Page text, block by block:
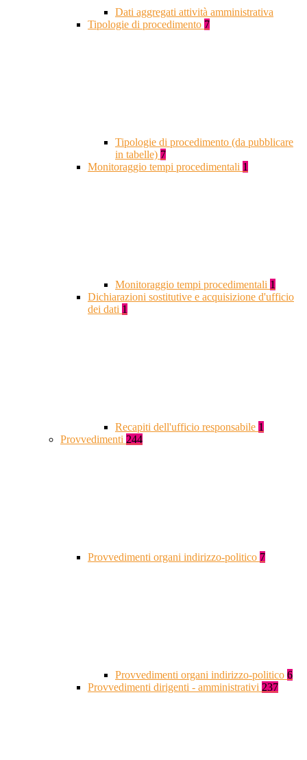
Dati aggregati attività amministrativa
Tipologie di procedimento 7
Tipologie di procedimento (da pubblicare
in tabelle) 7
Monitoraggio tempi procedimentali 1
Monitoraggio tempi procedimentali 1
Dichiarazioni sostitutive e acquisizione d'ufficio
dei dati 1
Recapiti dell'ufficio responsabile 1
Provvedimenti 244
Provvedimenti organi indirizzo-politico 7
Provvedimenti organi indirizzo-politico 6
Provvedimenti dirigenti - amministrativi 237